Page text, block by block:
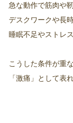
急な動作で筋肉や
デスクワークや長
睡眠不足やストレ
こうした条件が重
「激痛」として表